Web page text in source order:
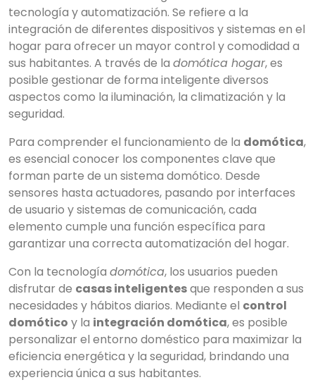
tecnología y automatización. Se refiere a la
integración de diferentes dispositivos y sistemas en el
hogar para ofrecer un mayor control y comodidad a
sus habitantes. A través de la domótica hogar, es
posible gestionar de forma inteligente diversos
aspectos como la iluminación, la climatización y la
seguridad.
Para comprender el funcionamiento de la domótica,
es esencial conocer los componentes clave que
forman parte de un sistema domótico. Desde
sensores hasta actuadores, pasando por interfaces
de usuario y sistemas de comunicación, cada
elemento cumple una función específica para
garantizar una correcta automatización del hogar.
Con la tecnología domótica, los usuarios pueden
disfrutar de casas inteligentesque responden a sus
necesidades y hábitos diarios. Mediante el control
domótico y la integración domótica, es posible
personalizar el entorno doméstico para maximizar la
eficiencia energética y la seguridad, brindando una
experiencia única a sus habitantes.